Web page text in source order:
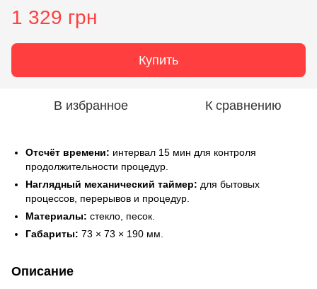
1 329 грн
Купить
В избранное К сравнению
Отсчёт времени: интервал 15 мин для контроля
продолжительности процедур.
Наглядный механический таймер: для бытовых
процессов, перерывов и процедур.
Материалы: стекло, песок.
Габариты: 73 × 73 × 190 мм.
Описание